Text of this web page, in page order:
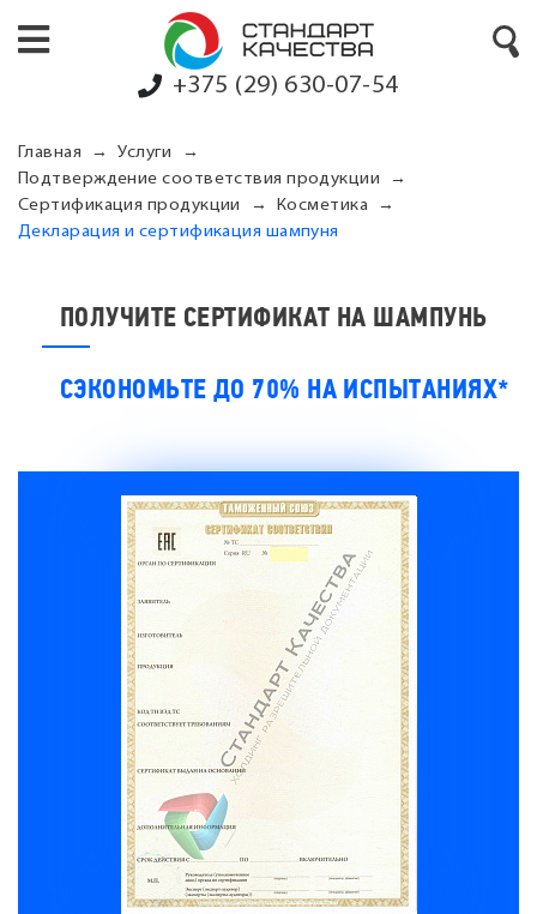
+375 (29) 630-07-54
Главная
Услуги
Подтверждение соответствия продукции
Сертификация продукции
Косметика
Декларация и сертификация шампуня
ПОЛУЧИТЕ СЕРТИФИКАТ НА ШАМПУНЬ
СЭКОНОМЬТЕ ДО 70% НА ИСПЫТАНИЯХ*